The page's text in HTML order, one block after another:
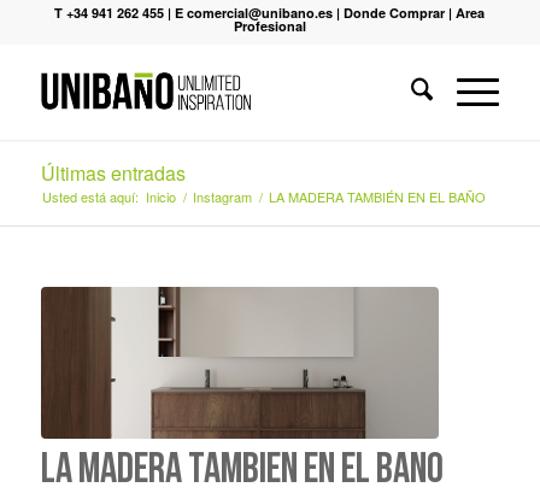
T +34 941 262 455 |E comercial@unibano.es |Donde Comprar |Area
Profesional
Últimas entradas
Usted está aquí: Inicio / Instagram / LA MADERA TAMBIÉN EN EL BAÑO
LA MADERA TAMBIÉN EN EL BAÑO